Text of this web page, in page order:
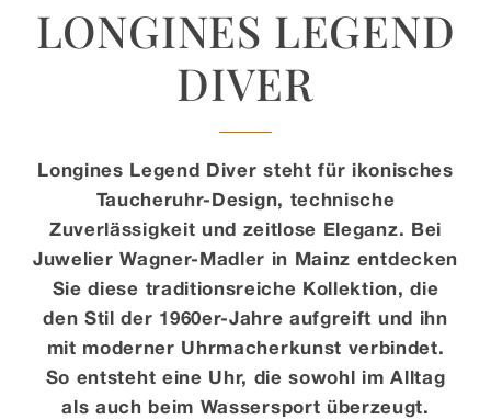
Service & Leistungen
LONGINES LEGEND
DIVER
Longines Legend Diver steht für ikonisches
Taucheruhr-Design, technische
Zuverlässigkeit und zeitlose Eleganz. Bei
Juwelier Wagner-Madler in Mainz entdecken
Sie diese traditionsreiche Kollektion, die
den Stil der 1960er-Jahre aufgreift und ihn
mit moderner Uhrmacherkunst verbindet.
So entsteht eine Uhr, die sowohl im Alltag
als auch beim Wassersport überzeugt.